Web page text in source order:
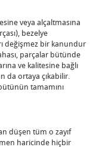
veya alçaltmasına
bezelye
değişmez bir kanundur
parçalar bütünde
ve kalitesine bağlı
da ortaya çıkabilir.
tamamını
düşen tüm o zayıf
haricinde hiçbir